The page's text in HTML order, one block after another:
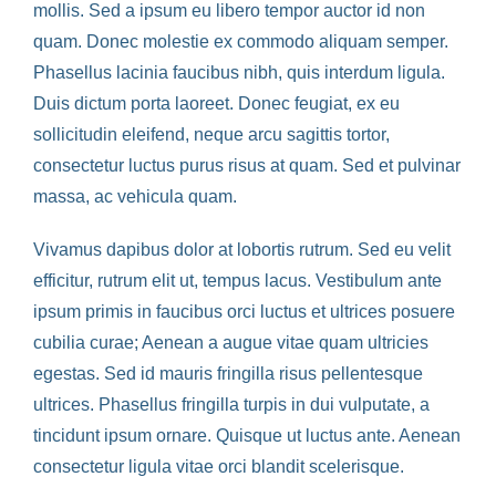
mollis. Sed a ipsum eu libero tempor auctor id non
quam. Donec molestie ex commodo aliquam semper.
Phasellus lacinia faucibus nibh, quis interdum ligula.
Duis dictum porta laoreet. Donec feugiat, ex eu
sollicitudin eleifend, neque arcu sagittis tortor,
consectetur luctus purus risus at quam. Sed et pulvinar
massa, ac vehicula quam.
Vivamus dapibus dolor at lobortis rutrum. Sed eu velit
efficitur, rutrum elit ut, tempus lacus. Vestibulum ante
ipsum primis in faucibus orci luctus et ultrices posuere
cubilia curae; Aenean a augue vitae quam ultricies
egestas. Sed id mauris fringilla risus pellentesque
ultrices. Phasellus fringilla turpis in dui vulputate, a
tincidunt ipsum ornare. Quisque ut luctus ante. Aenean
consectetur ligula vitae orci blandit scelerisque.